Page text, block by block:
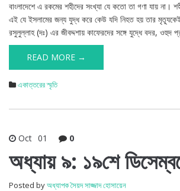
বাংলাদেশে এ রকমের শহীদের সংখ্যা যে কতো তা গণা যায় না।
এই যে ইসলামের জন্য যুদ্ধ করে কেউ যদি নিহত হয় তার
রসুলুল্লাহ (দঃ) এর জীবদ্দশায় কাফেরদের সঙ্গে যুদ্ধে বদর, ওহুদ
READ MORE →
একাত্তরের স্মৃতি
Oct 01 0
অধ্যায় ৯: ১৯শে
Posted byঅধ্যাপক সৈয়দ সাজ্জাদ হোসায়েন